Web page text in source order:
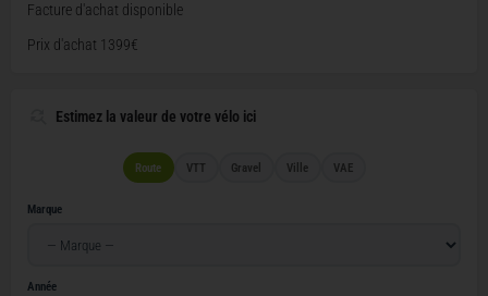
Facture d'achat disponible
Prix d'achat 1399€
Estimez la valeur de votre vélo ici
Route VTT Gravel Ville VAE
Marque
Année